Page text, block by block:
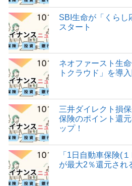
SBI生命が「くらし
スタート
ネオファースト生
トクラウド」を導
三井ダイレクト損
保険のポイント還
ップ！
「1日自動車保険(
が最大2％還元され